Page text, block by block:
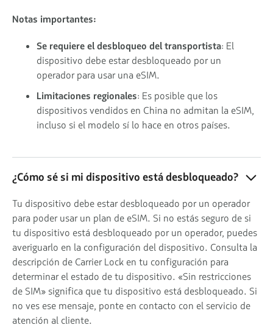
Notas importantes:
Se requiere el desbloqueo del transportista: El
dispositivo debe estar desbloqueado por un
operador para usar una eSIM.
Limitaciones regionales: Es posible que los
dispositivos vendidos en China no admitan la eSIM,
incluso si el modelo sí lo hace en otros países.
¿Cómo sé si mi dispositivo está desbloqueado?
Tu dispositivo debe estar desbloqueado por un operador
para poder usar un plan de eSIM. Si no estás seguro de si
tu dispositivo está desbloqueado por un operador, puedes
averiguarlo en la configuración del dispositivo. Consulta la
descripción de Carrier Lock en tu configuración para
determinar el estado de tu dispositivo. «Sin restricciones
de SIM» significa que tu dispositivo está desbloqueado. Si
no ves ese mensaje, ponte en contacto con el servicio de
atención al cliente.